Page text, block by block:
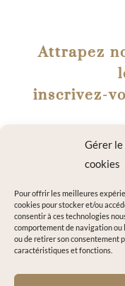
Gérer le
cookies
Pour offrir les meilleures
cookies pour stocker et/ou
consentir à ces technologies
comportement de navigation ou
ou de retirer son consentement
caractéristiques et fonctions.
Attrapez
inscrivez-
Alternative: